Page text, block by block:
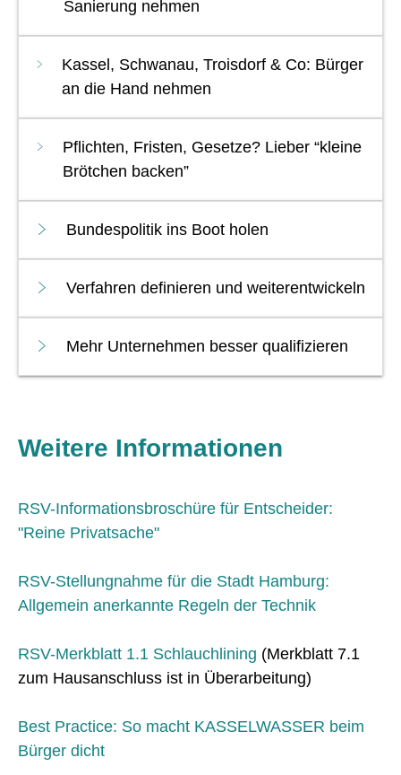
Sanierung nehmen
Kassel, Schwanau, Troisdorf & Co: Bürger
an die Hand nehmen
Pflichten, Fristen, Gesetze? Lieber “kleine
Brötchen backen”
Bundespolitik ins Boot holen
Verfahren definieren und weiterentwickeln
Mehr Unternehmen besser qualifizieren
Weitere Informationen
RSV-Informationsbroschüre für Entscheider:
"Reine Privatsache"
RSV-Stellungnahme für die Stadt Hamburg:
Allgemein anerkannte Regeln der Technik
RSV-Merkblatt 1.1 Schlauchlining (Merkblatt 7.1
zum Hausanschluss ist in Überarbeitung)
Best Practice: So macht KASSELWASSER beim
Bürger dicht